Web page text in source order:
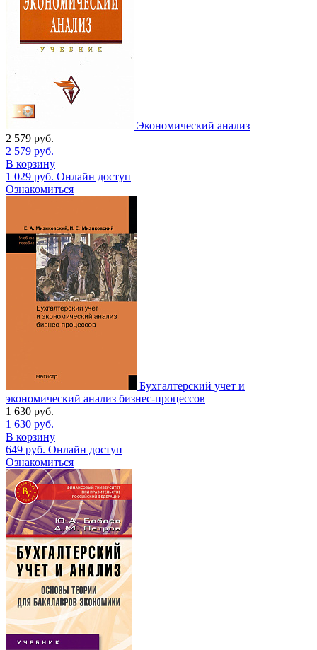
Экономический анализ
2 579 руб.
2 579 руб.
В корзину
1 029 руб. Онлайн доступ
Ознакомиться
Бухгалтерский учет и
экономический анализ бизнес-процессов
1 630 руб.
1 630 руб.
В корзину
649 руб. Онлайн доступ
Ознакомиться